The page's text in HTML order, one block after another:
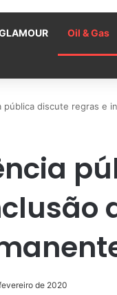
Oil & Gas
pública discute regras e
de 2020